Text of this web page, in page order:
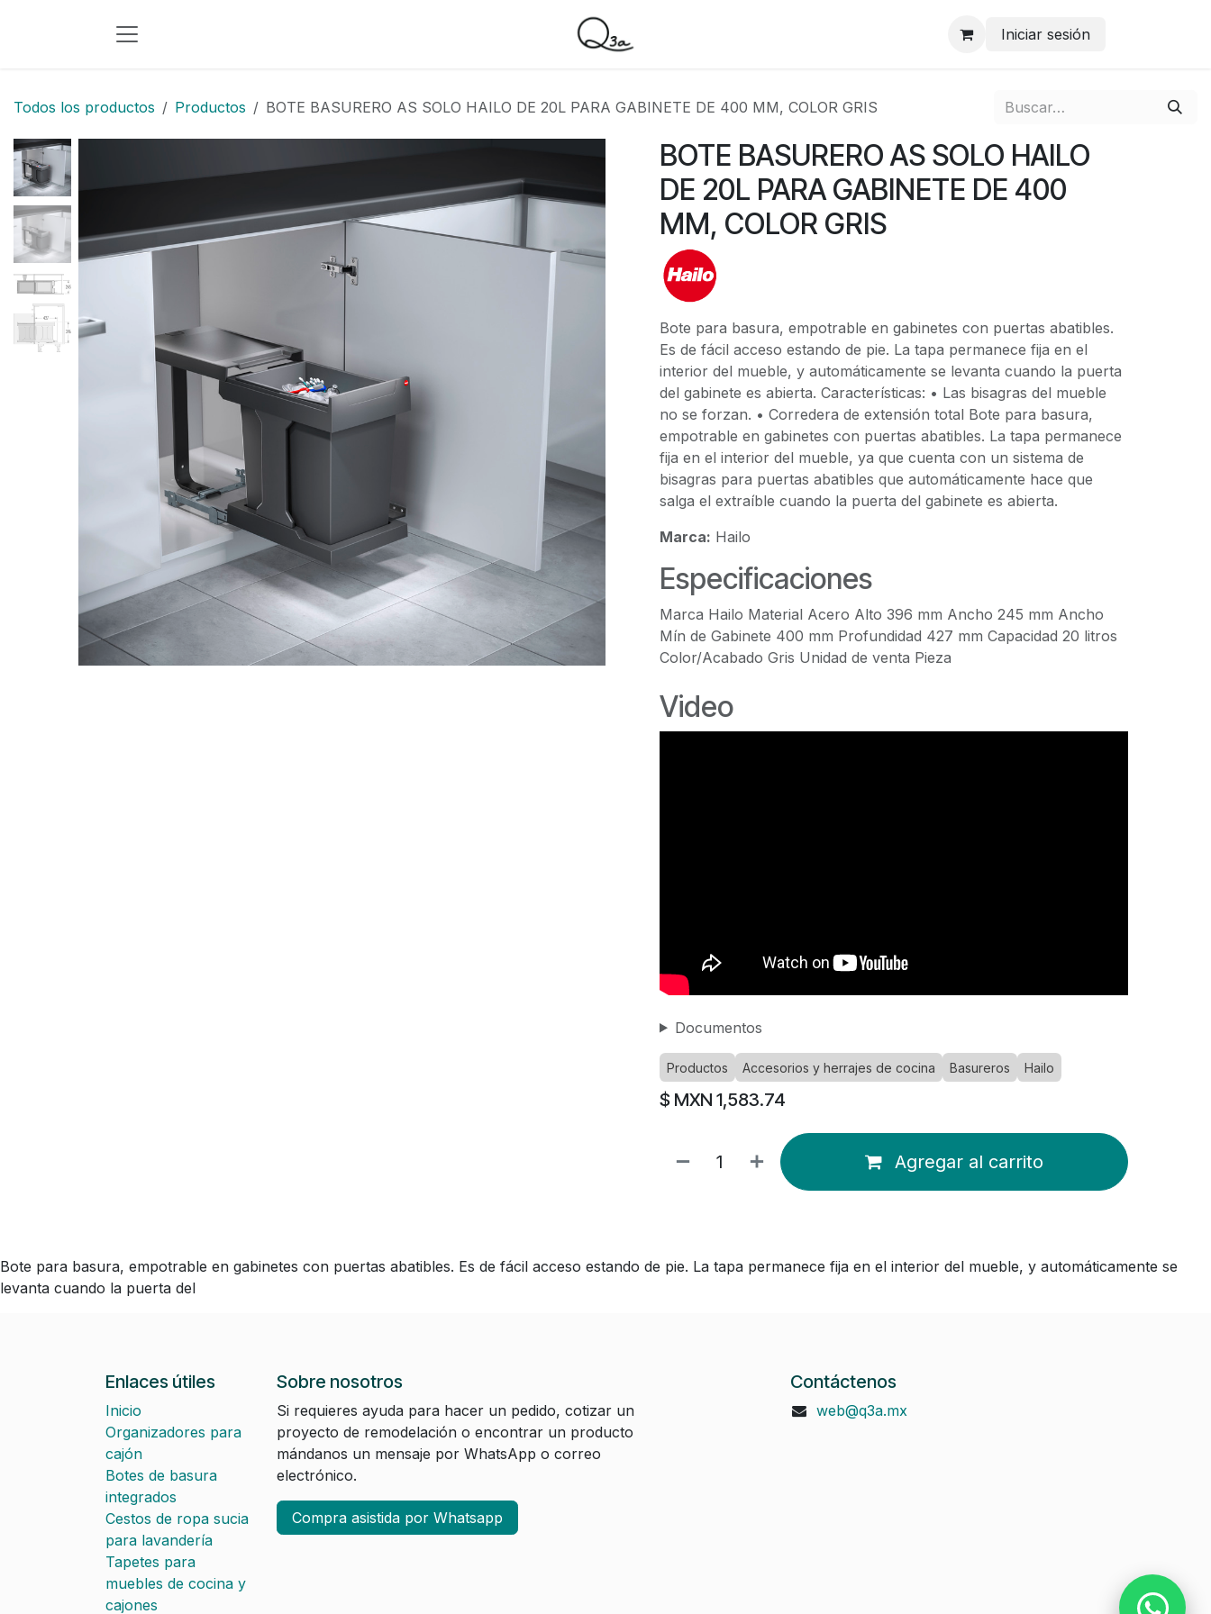
Iniciar sesión
Todos los productos Productos BOTE BASURERO AS SOLO HAILO DE 20L PARA GABINETE DE 400 MM, COLOR GRIS
BOTE BASURERO AS SOLO HAILO
DE 20L PARA GABINETE DE 400
MM, COLOR GRIS
Bote para basura, empotrable en gabinetes con puertas abatibles.
Es de fácil acceso estando de pie. La tapa permanece fija en el
interior del mueble, y automáticamente se levanta cuando la puerta
del gabinete es abierta. Características: • Las bisagras del mueble
no se forzan. • Corredera de extensión total Bote para basura,
empotrable en gabinetes con puertas abatibles. La tapa permanece
fija en el interior del mueble, ya que cuenta con un sistema de
bisagras para puertas abatibles que automáticamente hace que
salga el extraíble cuando la puerta del gabinete es abierta.
Marca: Hailo
Especificaciones
Marca Hailo Material Acero Alto 396 mm Ancho 245 mm Ancho
Mín de Gabinete 400 mm Profundidad 427 mm Capacidad 20 litros
Color/Acabado Gris Unidad de venta Pieza
Video
Documentos
Productos Accesorios y herrajes de cocina Basureros Hailo
$ MXN 1,583.74
Agregar al carrito
Bote para basura, empotrable en gabinetes con puertas abatibles. Es de fácil acceso estando de pie. La tapa permanece fija en el interior del mueble, y automáticamente se
levanta cuando la puerta del
Enlaces útiles
Inicio
Organizadores para
cajón
Botes de basura
integrados
Cestos de ropa sucia
para lavandería
Tapetes para
muebles de cocina y
cajones
Sobre nosotros
Si requieres ayuda para hacer un pedido, cotizar un
proyecto de remodelación o encontrar un producto
mándanos un mensaje por WhatsApp o correo
electrónico.
Compra asistida por Whatsapp
Contáctenos
web@q3a.mx